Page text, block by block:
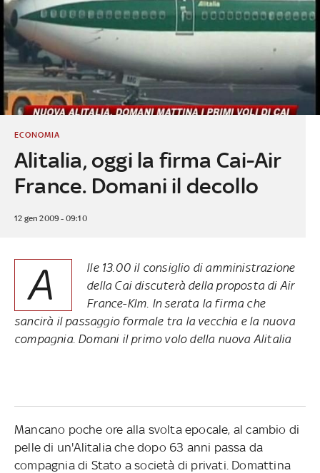
Alitalia, oggi la firma Cai-Air
France. Domani il decollo
ECONOMIA
12 gen 2009 - 09:10
A
lle 13.00 il consiglio di amministrazione
della Cai discuterà della proposta di Air
France-Klm. In serata la firma che
sancirà il passaggio formale tra la vecchia e la nuova
compagnia. Domani il primo volo della nuova Alitalia
Mancano poche ore alla svolta epocale, al cambio di
pelle di un'Alitalia che dopo 63 anni passa da
compagnia di Stato a società di privati. Domattina